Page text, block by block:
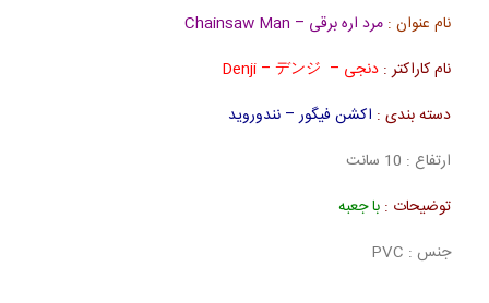
نام عنوان : مرد اره برقی – Chainsaw Man
نام کاراکتر : دنجی –
دسته بندی : اکشن فیگور – نندوروید
ارتفاع : 10 سانت
توضیحات : با جعبه
جنس : PVC